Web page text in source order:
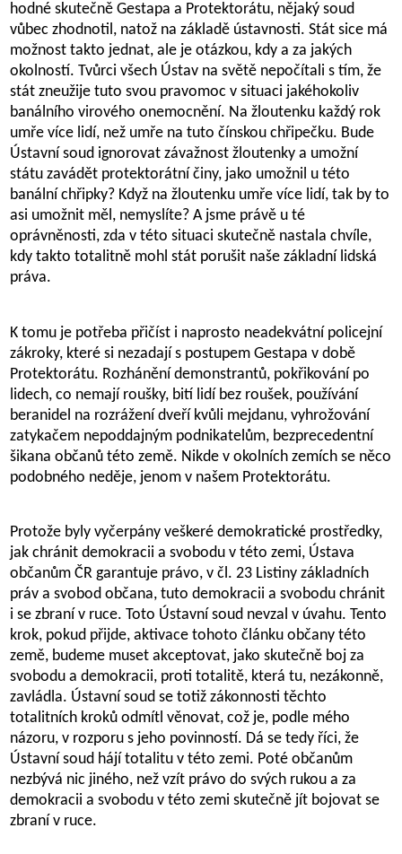
hodné skutečně Gestapa a Protektorátu, nějaký soud
vůbec zhodnotil, natož na základě ústavnosti. Stát sice má
možnost takto jednat, ale je otázkou, kdy a za jakých
okolností. Tvůrci všech Ústav na světě nepočítali s tím, že
stát zneužije tuto svou pravomoc v situaci jakéhokoliv
banálního virového onemocnění. Na žloutenku každý rok
umře více lidí, než umře na tuto čínskou chřipečku. Bude
Ústavní soud ignorovat závažnost žloutenky a umožní
státu zavádět protektorátní činy, jako umožnil u této
banální chřipky? Když na žloutenku umře více lidí, tak by to
asi umožnit měl, nemyslíte? A jsme právě u té
oprávněnosti, zda v této situaci skutečně nastala chvíle,
kdy takto totalitně mohl stát porušit naše základní lidská
práva.
K tomu je potřeba přičíst i naprosto neadekvátní policejní
zákroky, které si nezadají s postupem Gestapa v době
Protektorátu. Rozhánění demonstrantů, pokřikování po
lidech, co nemají roušky, bití lidí bez roušek, používání
beranidel na rozrážení dveří kvůli mejdanu, vyhrožování
zatykačem nepoddajným podnikatelům, bezprecedentní
šikana občanů této země. Nikde v okolních zemích se něco
podobného neděje, jenom v našem Protektorátu.
Protože byly vyčerpány veškeré demokratické prostředky,
jak chránit demokracii a svobodu v této zemi, Ústava
občanům ČR garantuje právo, v čl. 23 Listiny základních
práv a svobod občana, tuto demokracii a svobodu chránit
i se zbraní v ruce. Toto Ústavní soud nevzal v úvahu. Tento
krok, pokud přijde, aktivace tohoto článku občany této
země, budeme muset akceptovat, jako skutečně boj za
svobodu a demokracii, proti totalitě, která tu, nezákonně,
zavládla. Ústavní soud se totiž zákonnosti těchto
totalitních kroků odmítl věnovat, což je, podle mého
názoru, v rozporu s jeho povinností. Dá se tedy říci, že
Ústavní soud hájí totalitu v této zemi. Poté občanům
nezbývá nic jiného, než vzít právo do svých rukou a za
demokracii a svobodu v této zemi skutečně jít bojovat se
zbraní v ruce.